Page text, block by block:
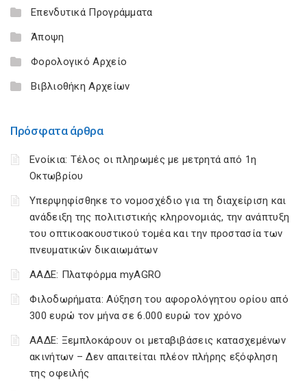
Επενδυτικά Προγράμματα
Άποψη
Φορολογικό Αρχείο
Βιβλιοθήκη Αρχείων
Πρόσφατα άρθρα
Ενοίκια: Τέλος οι πληρωμές με μετρητά από 1η
Οκτωβρίου
Υπερψηφίσθηκε το νομοσχέδιο για τη διαχείριση και
ανάδειξη της πολιτιστικής κληρονομιάς, την ανάπτυξη
του οπτικοακουστικού τομέα και την προστασία των
πνευματικών δικαιωμάτων
ΑΑΔΕ: Πλατφόρμα myAGRO
Φιλοδωρήματα: Αύξηση του αφορολόγητου ορίου από
300 ευρώ τον μήνα σε 6.000 ευρώ τον χρόνο
ΑΑΔΕ: Ξεμπλοκάρουν οι μεταβιβάσεις κατασχεμένων
ακινήτων – Δεν απαιτείται πλέον πλήρης εξόφληση
της οφειλής